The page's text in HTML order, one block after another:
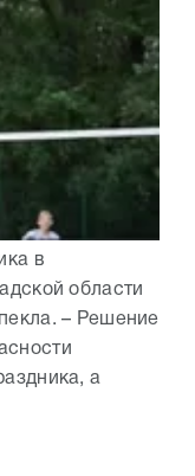
в
области
– Решение
а